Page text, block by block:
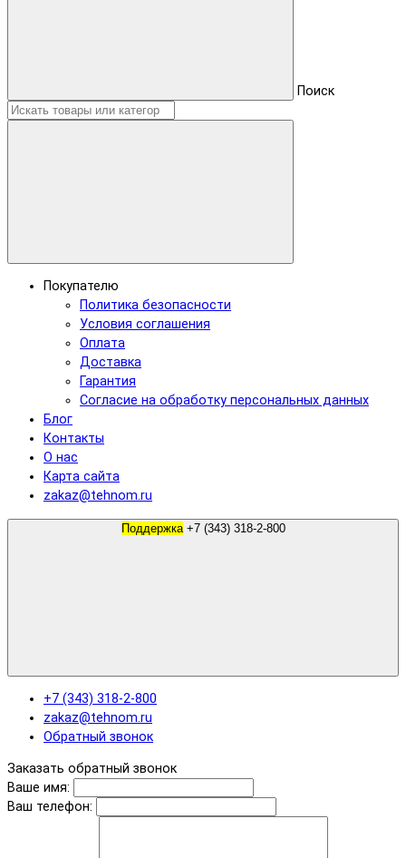
Поиск
Покупателю
Политика безопасности
Условия соглашения
Оплата
Доставка
Гарантия
Согласие на обработку персональных данных
Блог
Контакты
О нас
Карта сайта
zakaz@tehnom.ru
Поддержка +7 (343) 318-2-800
+7 (343) 318-2-800
zakaz@tehnom.ru
Обратный звонок
Заказать обратный звонок
Ваше имя:
Ваш телефон: